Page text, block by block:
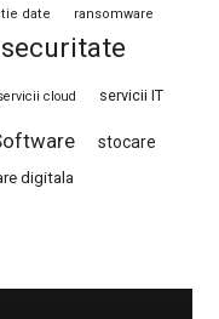
date ransomware
securitate
cloud servicii IT
stocare
digitala